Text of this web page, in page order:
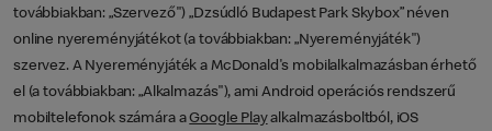
továbbiakban: „Szervező") „Dzsúdló Budapest Park Skybox” néven
online nyereményjátékot (a továbbiakban: „Nyereményjáték")
szervez. A Nyereményjáték a McDonald's mobilalkalmazásban érhető
el (a továbbiakban: „Alkalmazás"), ami Android operációs rendszerű
mobiltelefonok számára aGoogle Playalkalmazásboltból, iOS